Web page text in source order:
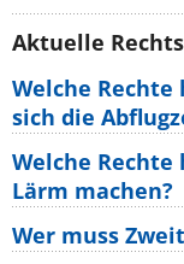
Aktuelle
Welche
sich die
Welche
Lärm machen?
Wer muss